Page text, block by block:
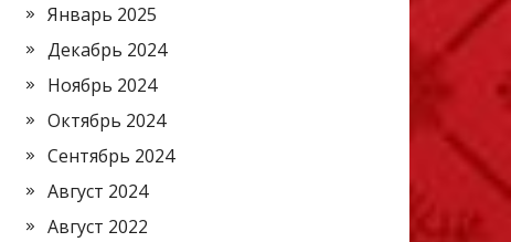
Январь 2025
Декабрь 2024
Ноябрь 2024
Октябрь 2024
Сентябрь 2024
Август 2024
Август 2022